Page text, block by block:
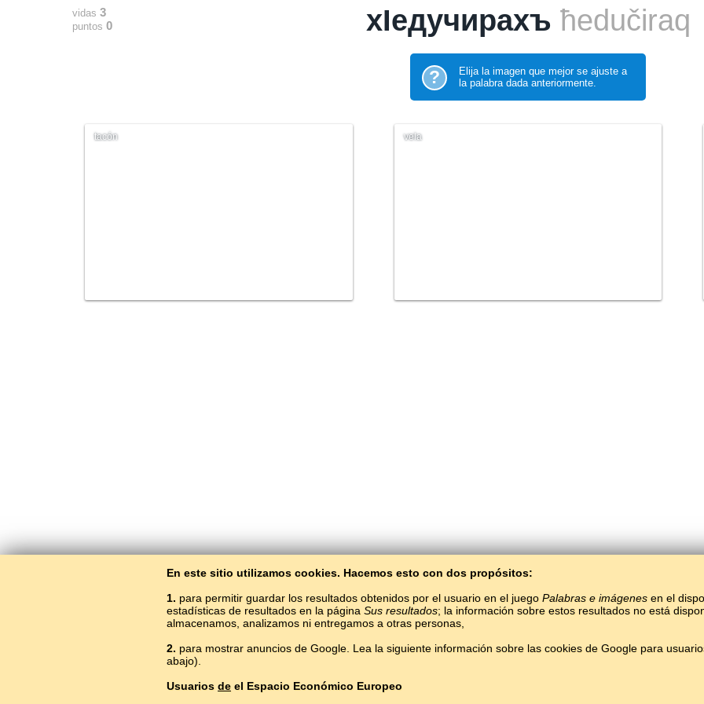
En este sitio utilizamos cookies. Hacemos esto con dos propósitos:
1. para permitir guardar los resultados obtenidos por el usuario en el juego Palabras e imágenes en el
estadísticas de resultados en la página Sus resultados; la información sobre estos resultados no está
almacenamos, analizamos ni entregamos a otras personas,
2. para mostrar anuncios de Google. Lea la siguiente información sobre las cookies de Google para
abajo).
Usuarios de el Espacio Económico Europeo
vidas 3
puntos 0 хIедучирахъ ħedučiraq
?
Elija la imagen que mejor se ajuste a
la palabra dada anteriormente.
tacón vela
Aprender el idioma avar gratis. Jugar y aprender palabras avaras en línea.#